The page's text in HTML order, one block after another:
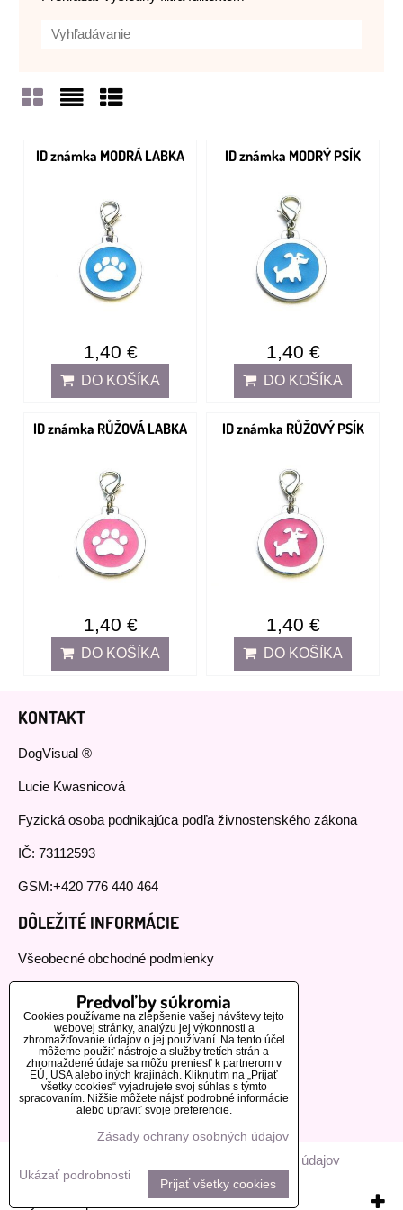
ID známka MODRÁ LABKA
1,40 €
DO KOŠÍKA
ID známka MODRÝ PSÍK
1,40 €
DO KOŠÍKA
ID známka RŮŽOVÁ LABKA
1,40 €
DO KOŠÍKA
ID známka RŮŽOVÝ PSÍK
1,40 €
DO KOŠÍKA
KONTAKT
DogVisual ®
Lucie Kwasnicová
Fyzická osoba podnikajúca podľa živnostenského zákona
IČ: 73112593
GSM:+420 776 440 464
DÔLEŽITÉ INFORMÁCIE
Všeobecné obchodné podmienky
Reklamačný poriadok
Doprava a platba
Starostlivosť o výrobky Dog VISUAL
MOHLO BY VÁS ZAUJÍMAŤ
Naši zákazníci
Zásady ochrany osobných údajov
BiznisWeb.sk
Predvoľby súkromia
Cookies používame na zlepšenie vašej návštevy tejto
webovej stránky, analýzu jej výkonnosti a
zhromažďovanie údajov o jej používaní. Na tento účel
môžeme použiť nástroje a služby tretích strán a
zhromaždené údaje sa môžu preniesť k partnerom v
EÚ, USA alebo iných krajinách. Kliknutím na „Prijať
všetky cookies“ vyjadrujete svoj súhlas s týmto
spracovaním. Nižšie môžete nájsť podrobné informácie
alebo upraviť svoje preferencie.
Zásady ochrany osobných údajov
Ukázať podrobnosti
Prijať všetky cookies